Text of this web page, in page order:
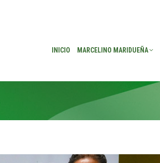
INICIO MARCELINO MARIDUEÑA